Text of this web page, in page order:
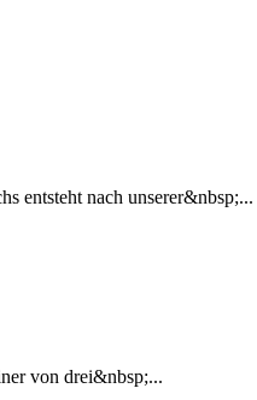
entsteht nach unserer&nbsp;...
von drei&nbsp;...